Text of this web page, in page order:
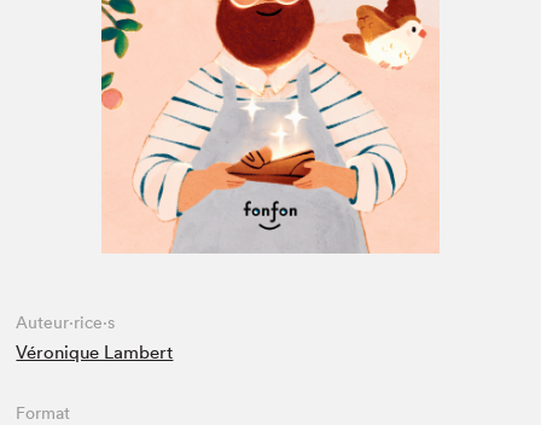
Espace enseignant·e·s
Espace pro
Auteur·rice·s
Véronique Lambert
Format